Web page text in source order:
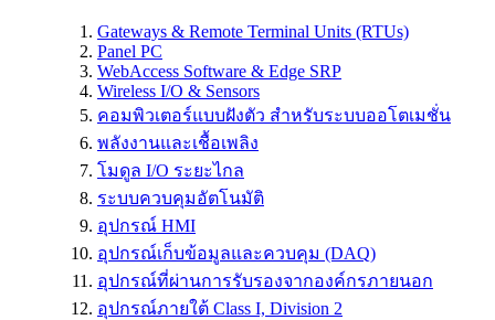
Gateways & Remote Terminal Units (RTUs)
Panel PC
WebAccess Software & Edge SRP
Wireless I/O & Sensors
คอมพิวเตอร์แบบฝังตัว สำหรับระบบออโตเมชั่น
พลังงานและเชื้อเพลิง
โมดูล I/O ระยะไกล
ระบบควบคุมอัตโนมัติ
อุปกรณ์ HMI
อุปกรณ์เก็บข้อมูลและควบคุม (DAQ)
อุปกรณ์ที่ผ่านการรับรองจากองค์กรภายนอก
อุปกรณ์ภายใต้ Class I, Division 2